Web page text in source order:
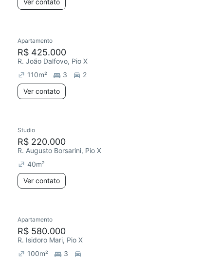
Ver contato
Apartamento
R$ 425.000
R. João Dalfovo, Pio X
110m² 3
2
Ver contato
Studio
R$ 220.000
R. Augusto Borsarini, Pio X
40m²
Ver contato
Apartamento
R$ 580.000
R. Isidoro Mari, Pio X
100m²
3